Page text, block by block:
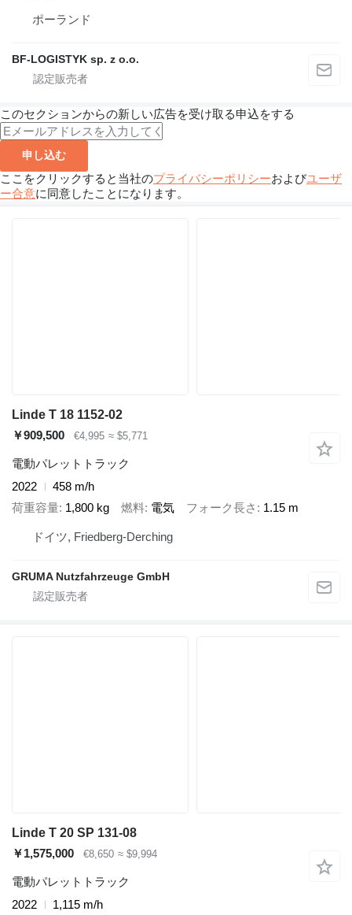
ポーランド
BF-LOGISTYK sp. z o.o.
このセクションからの新しい広告を受け取る申込をする
申し込む
ここをクリックすると当社のプライバシーポリシーおよびユーザ
ー合意に同意したことになります。
Linde T 18 1152-02
￥909,500
€4,995 ≈ $5,771
電動パレットトラック
2022
458 m/h
荷重容量 1,800 kg 燃料 電気 フォーク長さ 1.15 m
ドイツ, Friedberg-Derching
GRUMA Nutzfahrzeuge GmbH
Linde T 20 SP 131-08
￥1,575,000
€8,650 ≈ $9,994
電動パレットトラック
2022
1,115 m/h